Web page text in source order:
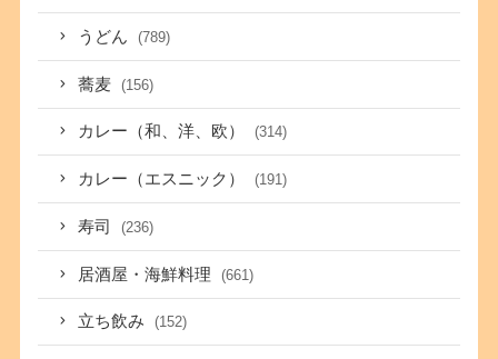
うどん (789)
蕎麦 (156)
カレー（和、洋、欧） (314)
カレー（エスニック） (191)
寿司 (236)
居酒屋・海鮮料理 (661)
立ち飲み (152)